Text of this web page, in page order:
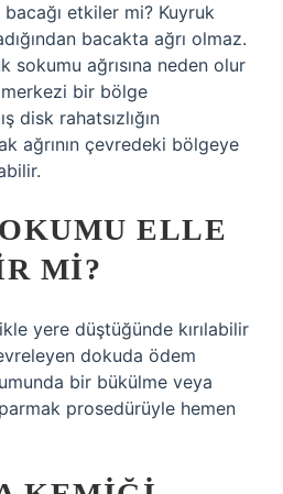
bacağı etkiler mi? Kuyruk
bacakta ağrı olmaz.
sokumu ağrısına neden olur
bir bölge
disk rahatsızlığın
ağrının çevredeki bölgeye
ELLE
MI?
yere düştüğünde kırılabilir
dokuda ödem
bir bükülme veya
prosedürüyle hemen